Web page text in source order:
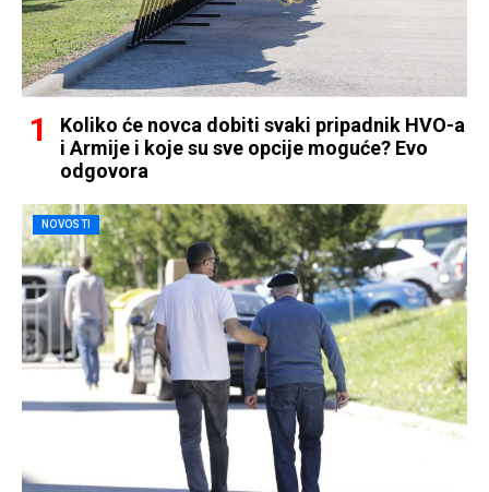
Koliko će novca dobiti svaki pripadnik HVO-a
i Armije i koje su sve opcije moguće? Evo
odgovora
NOVOSTI